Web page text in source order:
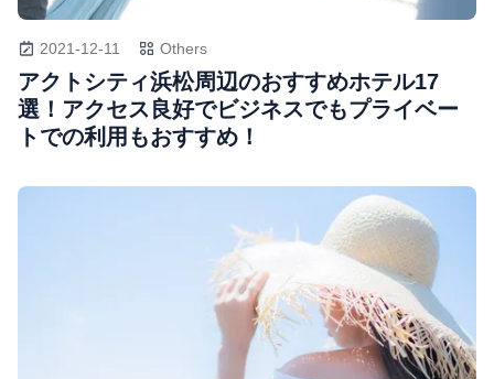
2021-12-11 Others
アクトシティ浜松周辺のおすすめホテル17
選！アクセス良好でビジネスでもプライベー
トでの利用もおすすめ！